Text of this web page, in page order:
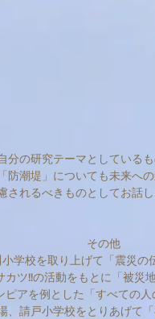
分の研究テーマとしている
「防潮堤」についても未来へ
されるべきものとしてお話
その他
小学校を取り上げて「震災の
ツ!!の活動をもとに「被災
ピアを例とした「すべての
、請戸小学校をとりあげて「